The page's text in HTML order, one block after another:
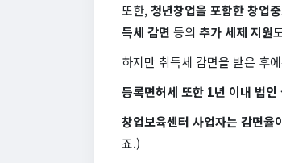
또한,청년창업을 포함한 창업
득세 감면 등의 추가 세제 지원
하지만 취득세 감면을 받은 후
등록면허세 또한 1년 이내 법
창업보육센터 사업자는 감면율
죠.)